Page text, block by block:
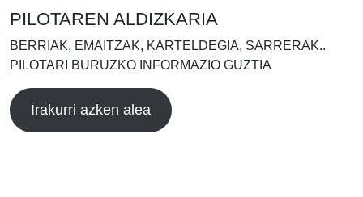
PILOTAREN ALDIZKARIA
BERRIAK, EMAITZAK, KARTELDEGIA, SARRERAK..
PILOTARI BURUZKO INFORMAZIO GUZTIA
Irakurri azken alea